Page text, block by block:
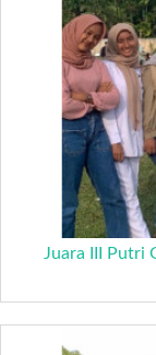
Juara III Putri